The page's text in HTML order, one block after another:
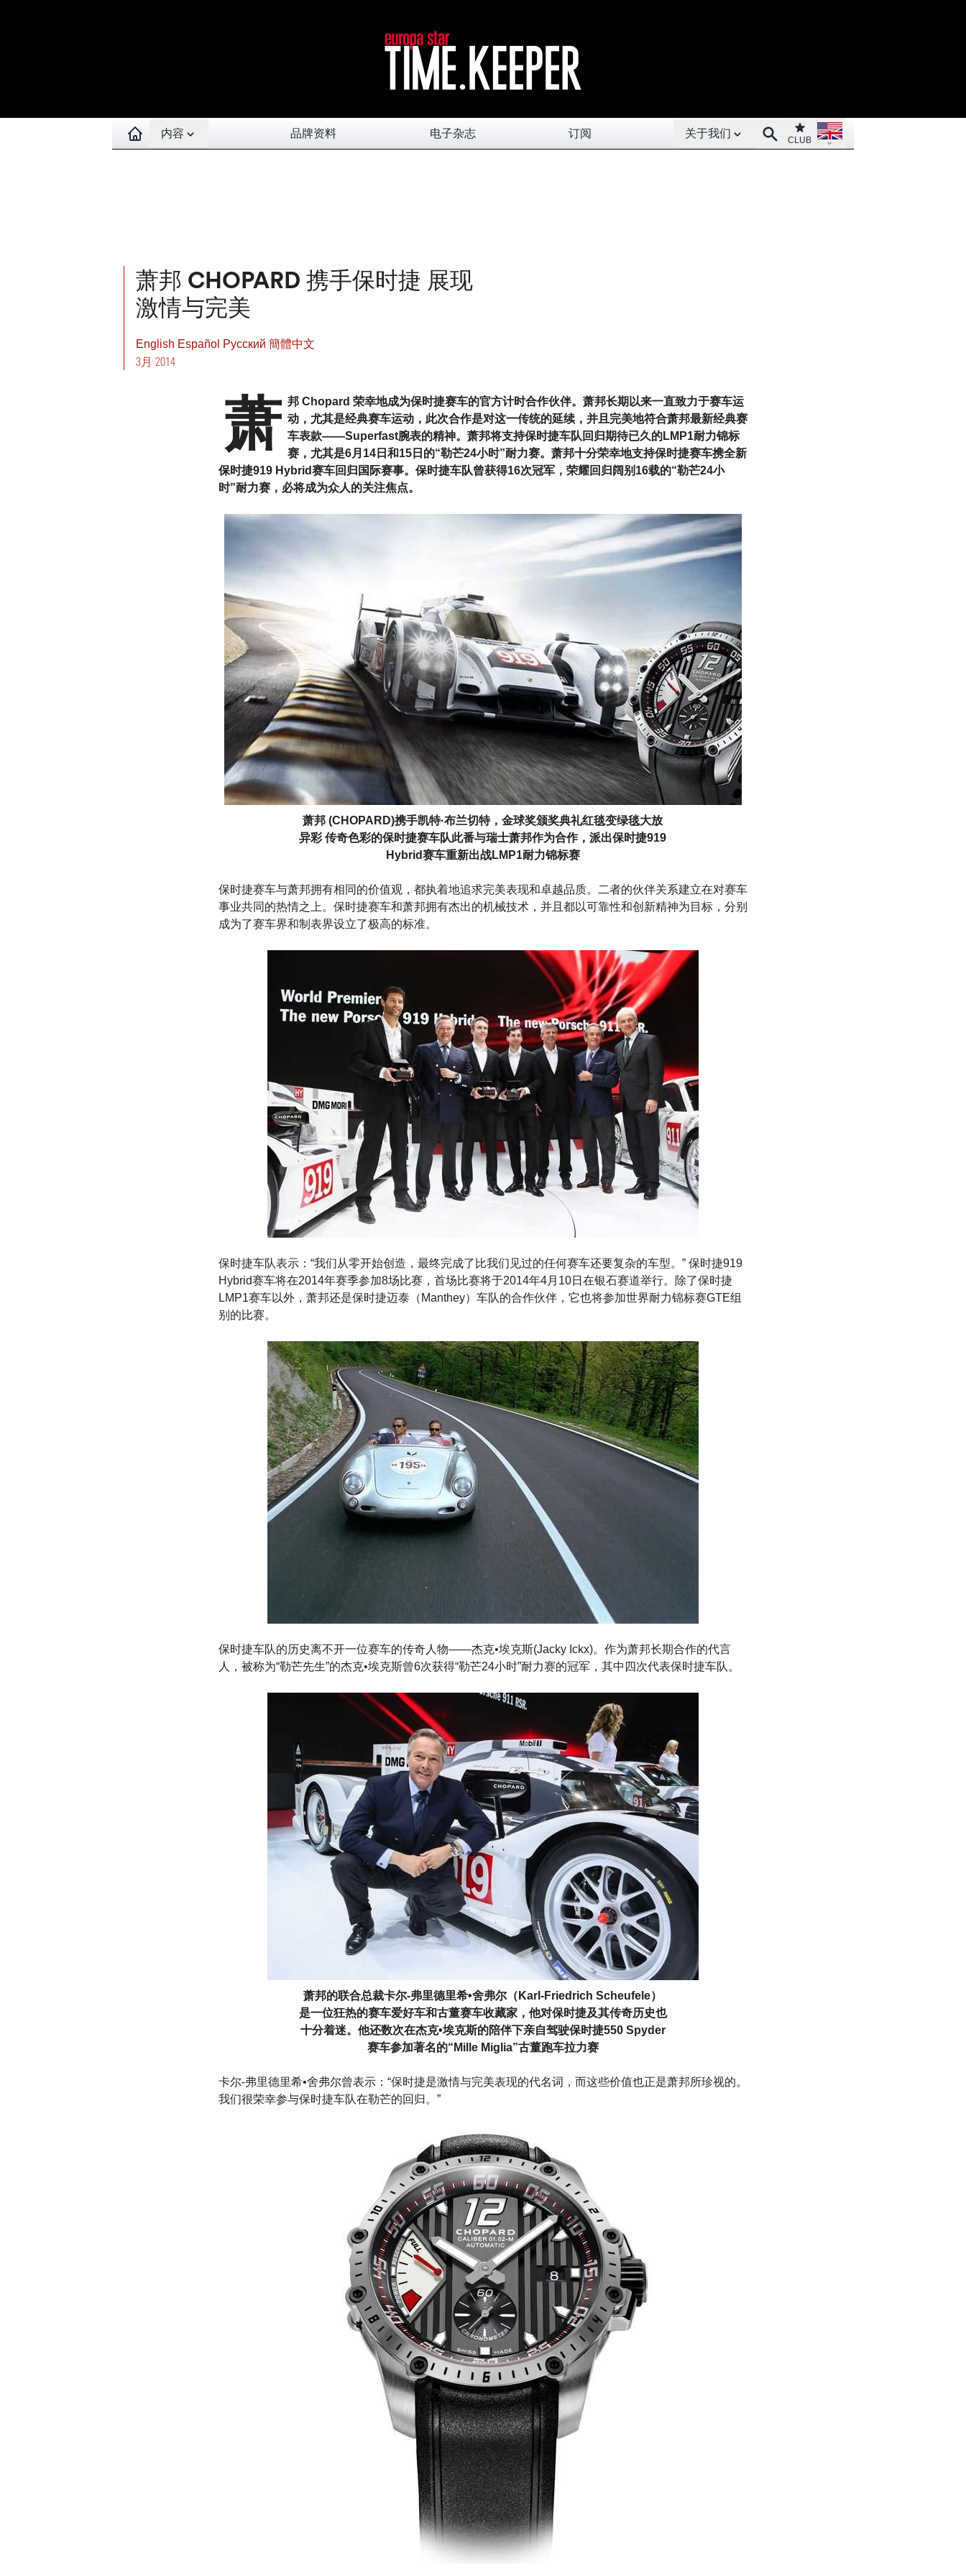
Open contents menu
内容 品牌资料 电子杂志 订阅
Open About menu
关于我们 SearchClub
CLUB
Open language menu
萧邦 CHOPARD 携手保时捷 展现
激情与完美
English Español Pусский 簡體中文
3月 2014
萧 邦 Chopard 荣幸地成为保时捷赛车的官方计时合作伙伴。萧邦长期以来一直致力于赛车运
动，尤其是经典赛车运动，此次合作是对这一传统的延续，并且完美地符合萧邦最新经典赛
车表款——Superfast腕表的精神。萧邦将支持保时捷车队回归期待已久的LMP1耐力锦标
赛，尤其是6月14日和15日的“勒芒24小时”耐力赛。萧邦十分荣幸地支持保时捷赛车携全新
保时捷919 Hybrid赛车回归国际赛事。保时捷车队曾获得16次冠军，荣耀回归阔别16载的“勒芒24小
时”耐力赛，必将成为众人的关注焦点。
萧邦 (CHOPARD)携手凯特·布兰切特，金球奖颁奖典礼红毯变绿毯大放
异彩 传奇色彩的保时捷赛车队此番与瑞士萧邦作为合作，派出保时捷919
Hybrid赛车重新出战LMP1耐力锦标赛
保时捷赛车与萧邦拥有相同的价值观，都执着地追求完美表现和卓越品质。二者的伙伴关系建立在对赛车
事业共同的热情之上。保时捷赛车和萧邦拥有杰出的机械技术，并且都以可靠性和创新精神为目标，分别
成为了赛车界和制表界设立了极高的标准。
保时捷车队表示：“我们从零开始创造，最终完成了比我们见过的任何赛车还要复杂的车型。” 保时捷919
Hybrid赛车将在2014年赛季参加8场比赛，首场比赛将于2014年4月10日在银石赛道举行。除了保时捷
LMP1赛车以外，萧邦还是保时捷迈泰（Manthey）车队的合作伙伴，它也将参加世界耐力锦标赛GTE组
别的比赛。
保时捷车队的历史离不开一位赛车的传奇人物——杰克•埃克斯(Jacky Ickx)。作为萧邦长期合作的代言
人，被称为“勒芒先生”的杰克•埃克斯曾6次获得“勒芒24小时”耐力赛的冠军，其中四次代表保时捷车队。
萧邦的联合总裁卡尔-弗里德里希•舍弗尔（Karl-Friedrich Scheufele）
是一位狂热的赛车爱好车和古董赛车收藏家，他对保时捷及其传奇历史也
十分着迷。他还数次在杰克•埃克斯的陪伴下亲自驾驶保时捷550 Spyder
赛车参加著名的“Mille Miglia”古董跑车拉力赛
卡尔-弗里德里希•舍弗尔曾表示：“保时捷是激情与完美表现的代名词，而这些价值也正是萧邦所珍视的。
我们很荣幸参与保时捷车队在勒芒的回归。”